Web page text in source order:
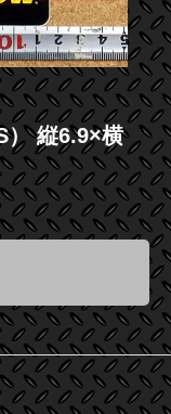
） 縦6.9×横